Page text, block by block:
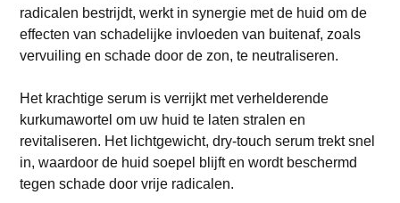
radicalen bestrijdt, werkt in synergie met de huid om de
effecten van schadelijke invloeden van buitenaf, zoals
vervuiling en schade door de zon, te neutraliseren.
Het krachtige serum is verrijkt met verhelderende
kurkumawortel om uw huid te laten stralen en
revitaliseren. Het lichtgewicht, dry-touch serum trekt snel
in, waardoor de huid soepel blijft en wordt beschermd
tegen schade door vrije radicalen.